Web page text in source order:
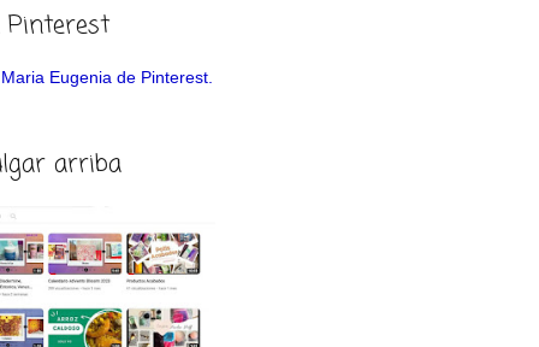
Pinterest
Eugenia de Pinterest.
arriba